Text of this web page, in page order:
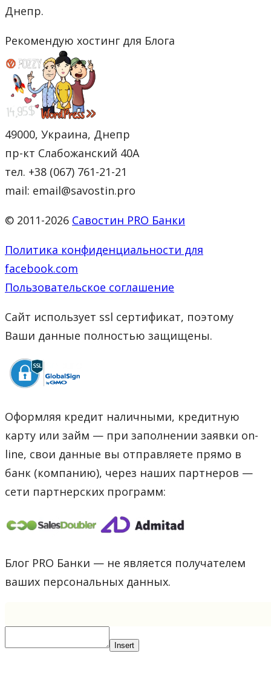
Днепр.
Рекомендую хостинг для Блога
49000, Украина, Днепр
пр-кт Слабожанский 40А
тел. +38 (067) 761-21-21
mail: email@savostin.pro
© 2011-2026 Савостин PRO Банки
Политика конфиденциальности для
facebook.com
Пользовательское соглашение
Сайт использует ssl сертификат, поэтому
Ваши данные полностью защищены.
Оформляя кредит наличными, кредитную
карту или займ — при заполнении заявки on-
line, свои данные вы отправляете прямо в
банк (компанию), через наших партнеров —
сети партнерских программ:
Блог PRO Банки — не является получателем
ваших персональных данных.
Insert